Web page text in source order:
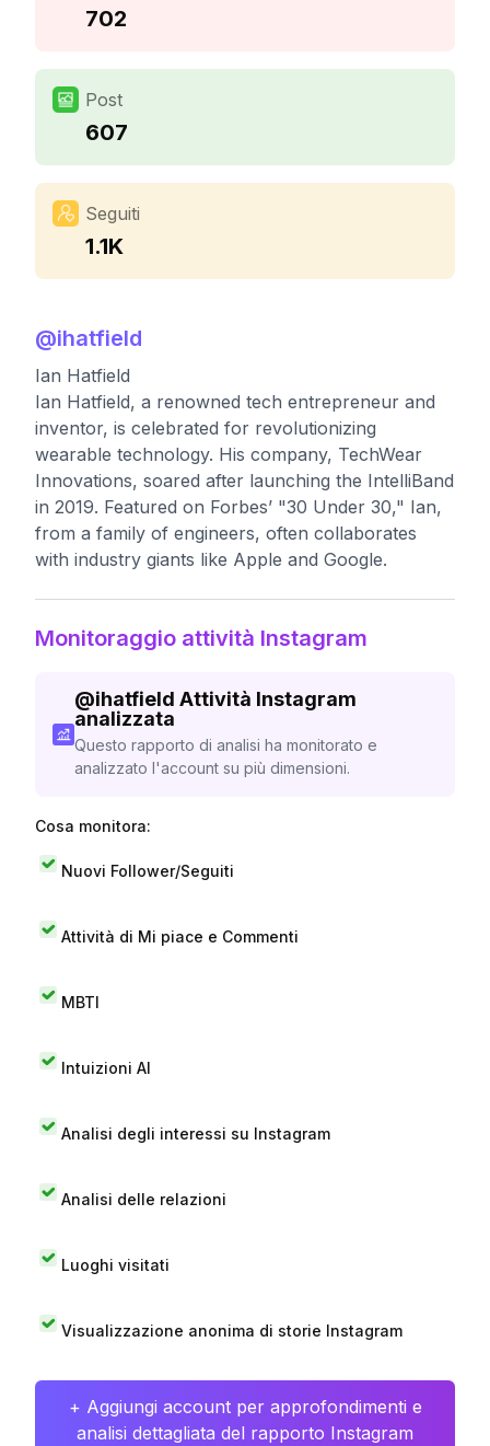
702
Post
607
Seguiti
1.1K
@ihatfield
Ian Hatfield
Ian Hatfield, a renowned tech entrepreneur and
inventor, is celebrated for revolutionizing
wearable technology. His company, TechWear
Innovations, soared after launching the IntelliBand
in 2019. Featured on Forbes’ "30 Under 30," Ian,
from a family of engineers, often collaborates
with industry giants like Apple and Google.
Monitoraggio attività Instagram
@ihatfield Attività Instagram
analizzata
Questo rapporto di analisi ha monitorato e
analizzato l'account su più dimensioni.
Cosa monitora:
Nuovi Follower/Seguiti
Attività di Mi piace e Commenti
MBTI
Intuizioni AI
Analisi degli interessi su Instagram
Analisi delle relazioni
Luoghi visitati
Visualizzazione anonima di storie Instagram
+ Aggiungi account per approfondimenti e
analisi dettagliata del rapporto Instagram